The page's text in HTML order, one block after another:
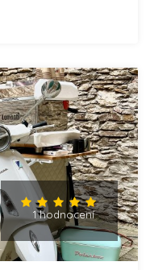
1 hodnocení